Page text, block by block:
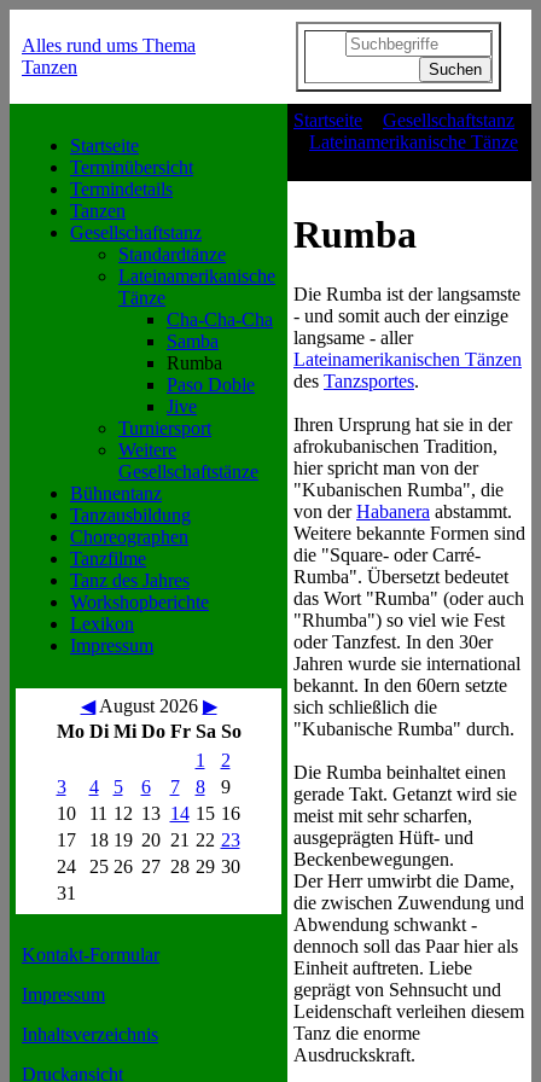
Alles rund ums Thema
Tanzen
Startseite
Terminübersicht
Termindetails
Tanzen
Gesellschaftstanz
Standardtänze
Lateinamerikanische
Tänze
Cha-Cha-Cha
Samba
Rumba
Paso Doble
Jive
Turniersport
Weitere
Gesellschaftstänze
Bühnentanz
Tanzausbildung
Choreographen
Tanzfilme
Tanz des Jahres
Workshopberichte
Lexikon
Impressum
◀August 2026 ▶
Mo Di Mi Do Fr Sa So
1
2
3
4 5 6 7 8
9
10
11 12 13 14 15 16
17
18 19 20 21 22 23
24
25 26 27 28 29 30
31
Kontakt-Formular
Impressum
Inhaltsverzeichnis
Druckansicht
Startseite
Gesellschaftstanz
Lateinamerikanische Tänze
Rumba
Die Rumba ist der langsamste
- und somit auch der einzige
langsame - aller
Lateinamerikanischen Tänzen
des Tanzsportes.
Ihren Ursprung hat sie in der
afrokubanischen Tradition,
hier spricht man von der
"Kubanischen Rumba", die
von derHabanera abstammt.
Weitere bekannte Formen sind
die "Square- oder Carré-
Rumba". Übersetzt bedeutet
das Wort "Rumba" (oder auch
"Rhumba") so viel wie Fest
oder Tanzfest. In den 30er
Jahren wurde sie international
bekannt. In den 60ern setzte
sich schließlich die
"Kubanische Rumba" durch.
Die Rumba beinhaltet einen
gerade Takt. Getanzt wird sie
meist mit sehr scharfen,
ausgeprägten Hüft- und
Beckenbewegungen.
Der Herr umwirbt die Dame,
die zwischen Zuwendung und
Abwendung schwankt -
dennoch soll das Paar hier als
Einheit auftreten. Liebe
geprägt von Sehnsucht und
Leidenschaft verleihen diesem
Tanz die enorme
Ausdruckskraft.